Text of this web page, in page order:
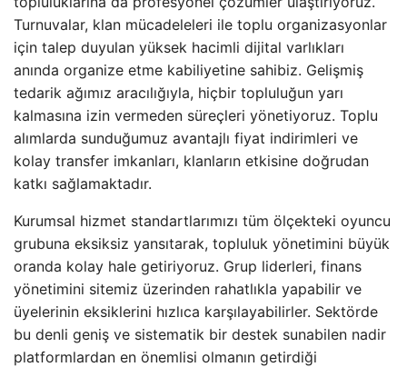
Turnuvalar, klan mücadeleleri ile toplu organizasyonlar
için talep duyulan yüksek hacimli dijital varlıkları
anında organize etme kabiliyetine sahibiz. Gelişmiş
tedarik ağımız aracılığıyla, hiçbir topluluğun yarı
kalmasına izin vermeden süreçleri yönetiyoruz. Toplu
alımlarda sunduğumuz avantajlı fiyat indirimleri ve
kolay transfer imkanları, klanların etkisine doğrudan
katkı sağlamaktadır.
Kurumsal hizmet standartlarımızı tüm ölçekteki oyuncu
grubuna eksiksiz yansıtarak, topluluk yönetimini büyük
oranda kolay hale getiriyoruz. Grup liderleri, finans
yönetimini sitemiz üzerinden rahatlıkla yapabilir ve
üyelerinin eksiklerini hızlıca karşılayabilirler. Sektörde
bu denli geniş ve sistematik bir destek sunabilen nadir
platformlardan en önemlisi olmanın getirdiği